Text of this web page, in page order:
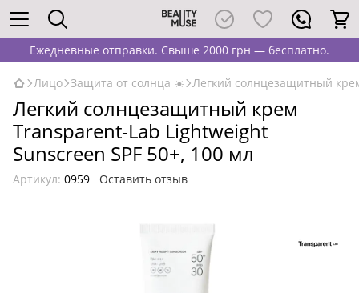
Ежедневные отправки. Свыше 2000 грн — бесплатно.
Лицо Защита от солнца ☀️ Легкий солнцезащитный
Легкий солнцезащитный крем
Transparent-Lab Lightweight
Sunscreen SPF 50+, 100 мл
Артикул: 0959 Оставить отзыв